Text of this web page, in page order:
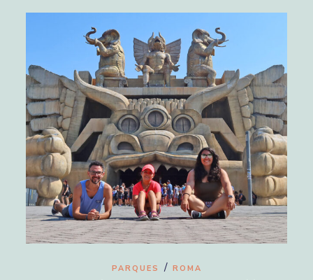
PARQUES / ROMA